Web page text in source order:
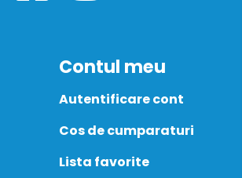
Contul meu
Autentificare cont
Cos de cumparaturi
Lista favorite